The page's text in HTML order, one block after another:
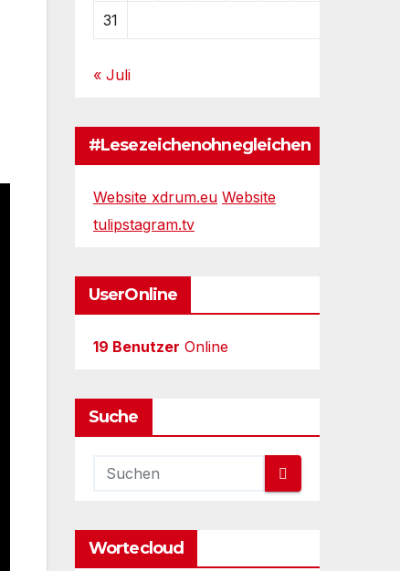
31
« Juli
#Lesezeichenohnegleichen
Website xdrum.eu Website
tulipstagram.tv
UserOnline
19 Benutzer Online
Suche
Wortecloud